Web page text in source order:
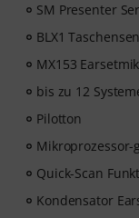
SM Presenter
BLX1
MX153
bis zu 12
Pilotton
Quick-Scan
Kondensator